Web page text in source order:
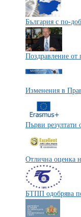
България с по-
Поздравление от
Изменения в
Първи резултати
Отлична оценка
БТПП одобрява